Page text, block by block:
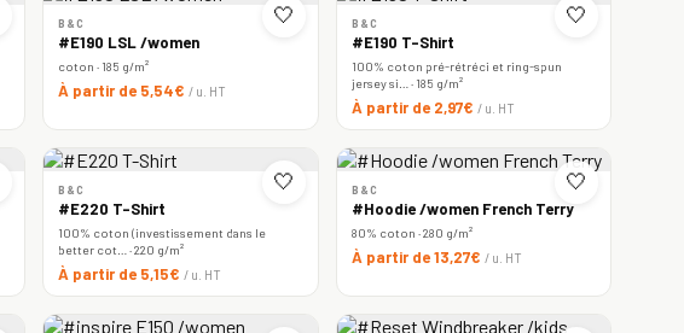
🤍
B&C
#E190 LSL /women
coton · 185 g/m²
À partir de 5,54€ / u. HT
🤍
B&C
#E190 T-Shirt
100% coton pré-rétréci et ring-spun
jersey si… · 185 g/m²
À partir de 2,97€ / u. HT
🤍
B&C
#E220 T-Shirt
100% coton (investissement dans le
better cot… · 220 g/m²
À partir de 5,15€ / u. HT
🤍
B&C
#Hoodie /women French Terry
80% coton · 280 g/m²
À partir de 13,27€ / u. HT